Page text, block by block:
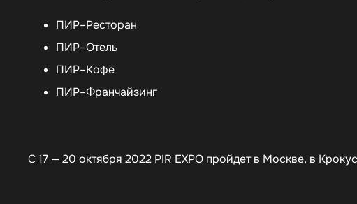
ПИР–Ресторан
ПИР–Отель
ПИР–Кофе
ПИР–Франчайзинг
С17 — 20 октября 2022 PIR EXPO пройдет в Москве, в